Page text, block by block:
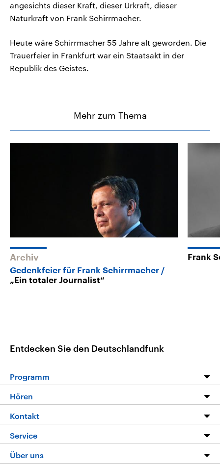
angesichts dieser Kraft, dieser Urkraft, dieser
Naturkraft von Frank Schirrmacher.
Heute wäre Schirrmacher 55 Jahre alt geworden. Die
Trauerfeier in Frankfurt war ein Staatsakt in der
Republik des Geistes.
Mehr zum Thema
Archiv
Gedenkfeier für Frank Schirrmacher
„Ein totaler Journalist“
Frank
Entdecken Sie den Deutschlandfunk
Programm
Programm
Die Nachrichten
Nachrichtenleicht
Neue Beiträge auf dlf.de
Hören
Livestream
Podcasts
Deutschlandfunk App
Kontakt
Hörerservice
Service
FAQ
Über uns